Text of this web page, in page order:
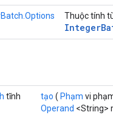
Thuộc tính
Integer
tĩnh tạo ( Phạm vi
Operand <String>